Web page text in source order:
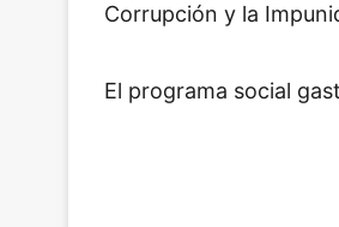
Corrupción y la
El programa social